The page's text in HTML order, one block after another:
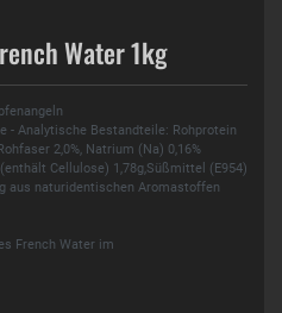
Water 1kg
- Analytische Bestandteile: Rohprotein
2,0%, Natrium (Na) 0,16%
Cellulose) 1,78g,Süßmittel (E954)
aus naturidentischen Aromastoffen
French Water im